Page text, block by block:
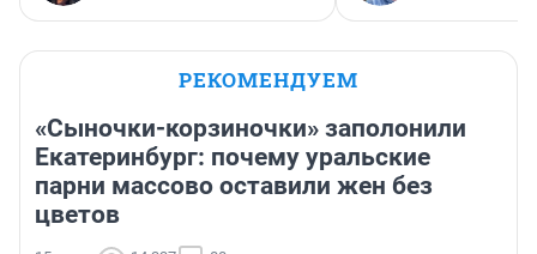
РЕКОМЕНДУЕМ
«Сыночки-корзиночки» заполонили
Екатеринбург: почему уральские
парни массово оставили жен без
цветов